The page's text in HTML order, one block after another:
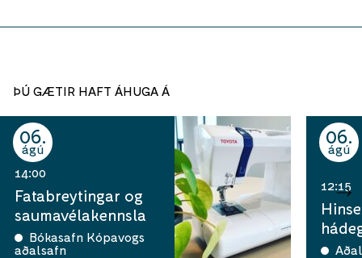
ÞÚ GÆTIR HAFT ÁHUGA Á
06
ágú
14:00
Fatabreytingar og
saumavélakennsla
Bókasafn Kópavogs
aðalsafn
06
ágú
12:15